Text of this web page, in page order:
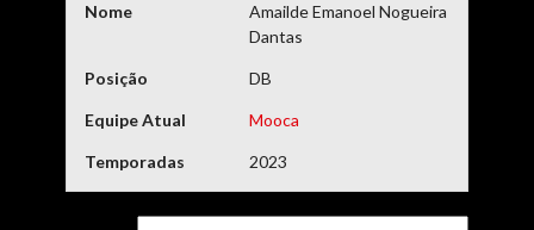
Nome
Amailde Emanoel Nogueira
Dantas
Posição DB
Equipe Atual Mooca
Temporadas 2023